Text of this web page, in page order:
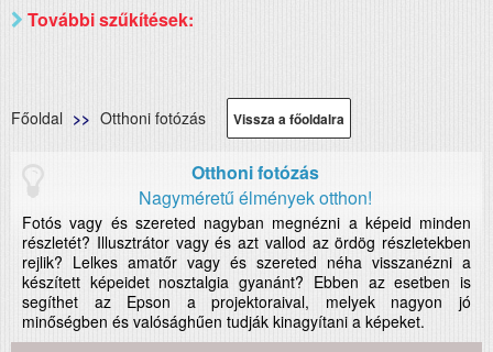
További szűkítések:
Főoldal Otthoni fotózás Vissza a főoldalra
Otthoni fotózás
Nagyméretű élmények otthon!
Fotós vagy és szereted nagyban megnézni a képeid minden
részletét? Illusztrátor vagy és azt vallod az ördög részletekben
rejlik? Lelkes amatőr vagy és szereted néha visszanézni a
készített képeidet nosztalgia gyanánt? Ebben az esetben is
segíthet az Epson a projektoraival, melyek nagyon jó
minőségben és valósághűen tudják kinagyítani a képeket.